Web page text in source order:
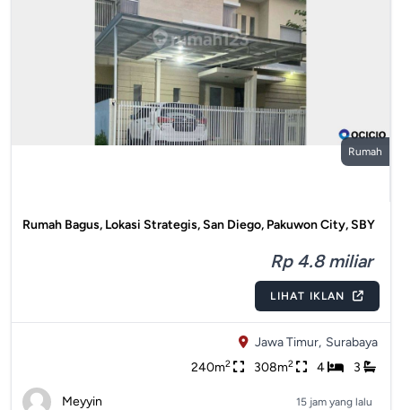
Rumah
Rumah Bagus, Lokasi Strategis, San Diego, Pakuwon City, SBY
Rp 4.8 miliar
LIHAT IKLAN
Jawa Timur, Surabaya
240m2 308m2 4 3
Meyyin 15 jam yang lalu